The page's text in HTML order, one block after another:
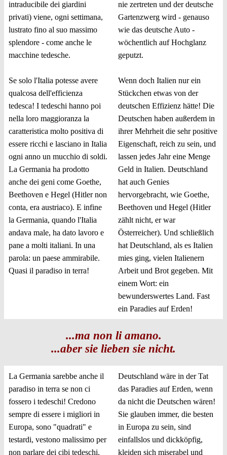
intraducibile dei giardini
privati) viene, ogni settimana,
lustrato fino al suo massimo
splendore - come anche le
macchine tedesche.
Se solo l'Italia potesse avere
qualcosa dell'efficienza
tedesca! I tedeschi hanno poi
nella loro maggioranza la
caratteristica molto positiva di
essere ricchi e lasciano in Italia
ogni anno un mucchio di soldi.
La Germania ha prodotto
anche dei geni come Goethe,
Beethoven e Hegel (Hitler non
conta, era austriaco). E infine
la Germania, quando l'Italia
andava male, ha dato lavoro e
pane a molti italiani. In una
parola: un paese ammirabile.
Quasi il paradiso in terra!
nie zertreten und der deutsche
Gartenzwerg wird - genauso
wie das deutsche Auto -
wöchentlich auf Hochglanz
geputzt.
Wenn doch Italien nur ein
Stückchen etwas von der
deutschen Effizienz hätte! Die
Deutschen haben außerdem in
ihrer Mehrheit die sehr positive
Eigenschaft, reich zu sein, und
lassen jedes Jahr eine Menge
Geld in Italien. Deutschland
hat auch Genies
hervorgebracht, wie Goethe,
Beethoven und Hegel (Hitler
zählt nicht, er war
Österreicher). Und schließlich
hat Deutschland, als es Italien
mies ging, vielen Italienern
Arbeit und Brot gegeben. Mit
einem Wort: ein
bewunderswertes Land. Fast
ein Paradies auf Erden!
...ma non li amano.
...aber sie lieben sie nicht.
La Germania sarebbe anche il
paradiso in terra se non ci
fossero i tedeschi! Credono
sempre di essere i migliori in
Europa, sono "quadrati" e
testardi, vestono malissimo per
non parlare dei cibi tedeschi.
Deutschland wäre in der Tat
das Paradies auf Erden, wenn
da nicht die Deutschen wären!
Sie glauben immer, die besten
in Europa zu sein, sind
einfallslos und dickköpfig,
kleiden sich miserabel und